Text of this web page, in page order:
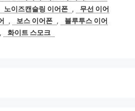
고
리
노이즈캔슬링 이어폰 ,
무선 이어
, 보스 이어폰 ,
블루투스 이어
, 화이트 스모크